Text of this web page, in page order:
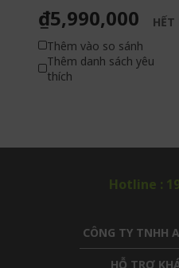
₫5,990,000
HẾT
Thêm vào so sánh
Thêm danh sách yêu
thích
Hotline :
CÔNG TY TNHH
HỖ TRỢ